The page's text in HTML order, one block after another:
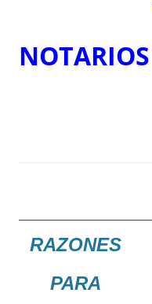
NOTARIOS
RAZONES
PARA